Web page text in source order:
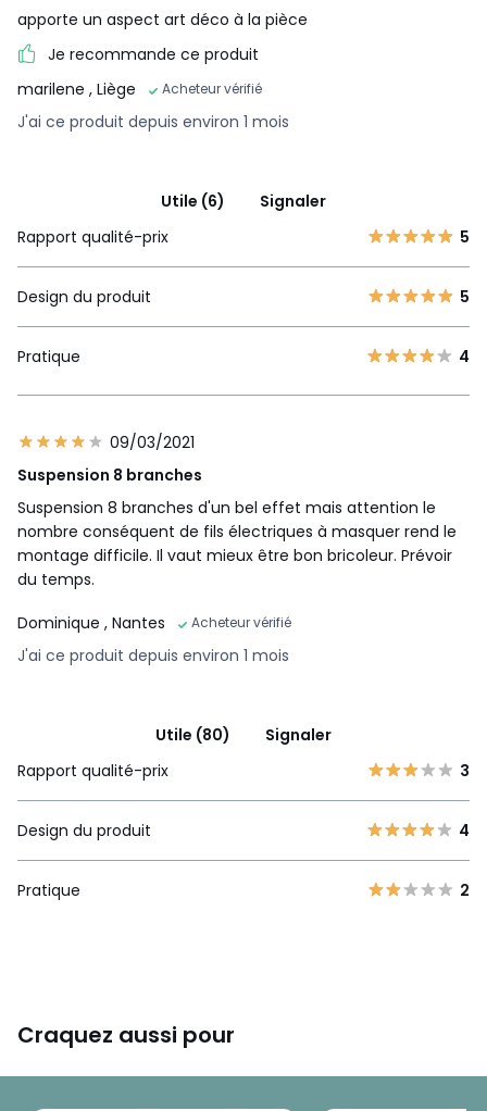
apporte un aspect art déco à la pièce
Je recommande ce produit
marilene , Liège Acheteur vérifié
J'ai ce produit depuis environ 1 mois
Utile (6)
Signaler
Rapport qualité-prix
5
Design du produit 5
Pratique 4
09/03/2021
Suspension 8 branches
Suspension 8 branches d'un bel effet mais attention le
nombre conséquent de fils électriques à masquer rend le
montage difficile. Il vaut mieux être bon bricoleur. Prévoir
du temps.
Dominique , Nantes Acheteur vérifié
J'ai ce produit depuis environ 1 mois
Utile (80)
Signaler
Rapport qualité-prix
3
Design du produit 4
Pratique 2
Craquez aussi pour